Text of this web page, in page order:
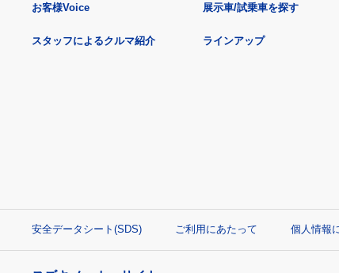
お客様Voice
スタッフによるクルマ紹介
展示車/試乗車を探す
ラインアップ
安全データシート(SDS) ご利用にあたって 個人情報